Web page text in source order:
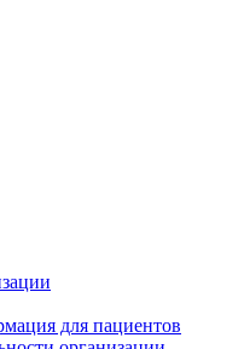
для пациентов